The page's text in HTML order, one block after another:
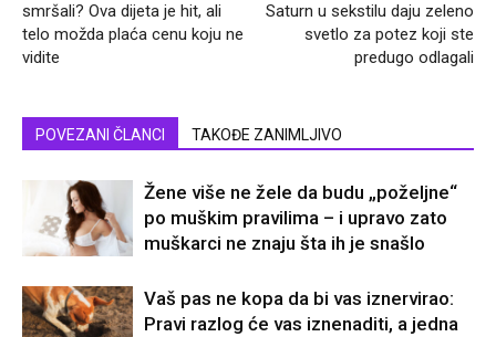
smršali? Ova dijeta je hit, ali
telo možda plaća cenu koju ne
vidite
Saturn u sekstilu daju zeleno
svetlo za potez koji ste
predugo odlagali
POVEZANI ČLANCI TAKOĐE ZANIMLJIVO
Žene više ne žele da budu „poželjne“
po muškim pravilima – i upravo zato
muškarci ne znaju šta ih je snašlo
Vaš pas ne kopa da bi vas iznervirao:
Pravi razlog će vas iznenaditi, a jedna